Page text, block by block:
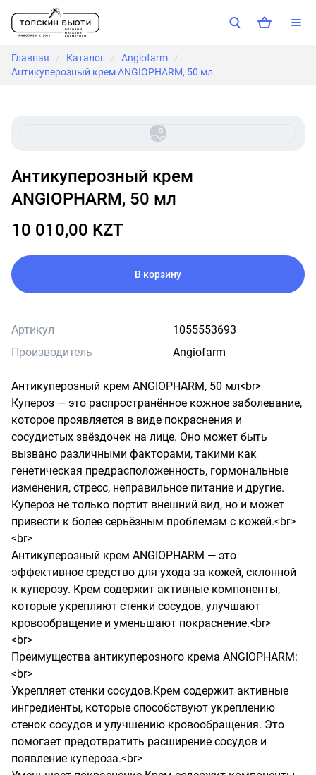
Главная / Каталог / Angiofarm /
Антикуперозный крем ANGIOPHARM, 50 мл
Антикуперозный крем
ANGIOPHARM, 50 мл
10 010,00 KZT
В корзину
Артикул
1055553693
Производитель
Angiofarm
Антикуперозный крем ANGIOPHARM, 50 мл<br>
Купероз — это распространённое кожное заболевание,
которое проявляется в виде покраснения и
сосудистых звёздочек на лице. Оно может быть
вызвано различными факторами, такими как
генетическая предрасположенность, гормональные
изменения, стресс, неправильное питание и другие.
Купероз не только портит внешний вид, но и может
привести к более серьёзным проблемам с кожей.<br>
<br>
Антикуперозный крем ANGIOPHARM — это
эффективное средство для ухода за кожей, склонной
к куперозу. Крем содержит активные компоненты,
которые укрепляют стенки сосудов, улучшают
кровообращение и уменьшают покраснение.<br>
<br>
Преимущества антикуперозного крема ANGIOPHARM:
<br>
Укрепляет стенки сосудов.Крем содержит активные
ингредиенты, которые способствуют укреплению
стенок сосудов и улучшению кровообращения. Это
помогает предотвратить расширение сосудов и
появление купероза.<br>